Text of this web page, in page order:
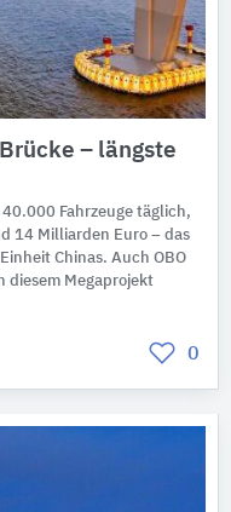
– längste
Fahrzeuge täglich,
14 Milliarden Euro – das
Chinas. Auch OBO
diesem Megaprojekt
0